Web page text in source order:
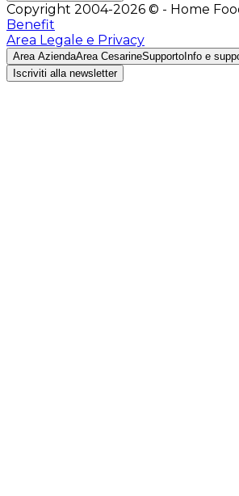
Copyright 2004-2026 © - Home
Benefit
Area Legale e Privacy
Area AziendaArea CesarineSupporto Info e
Iscriviti alla newsletter